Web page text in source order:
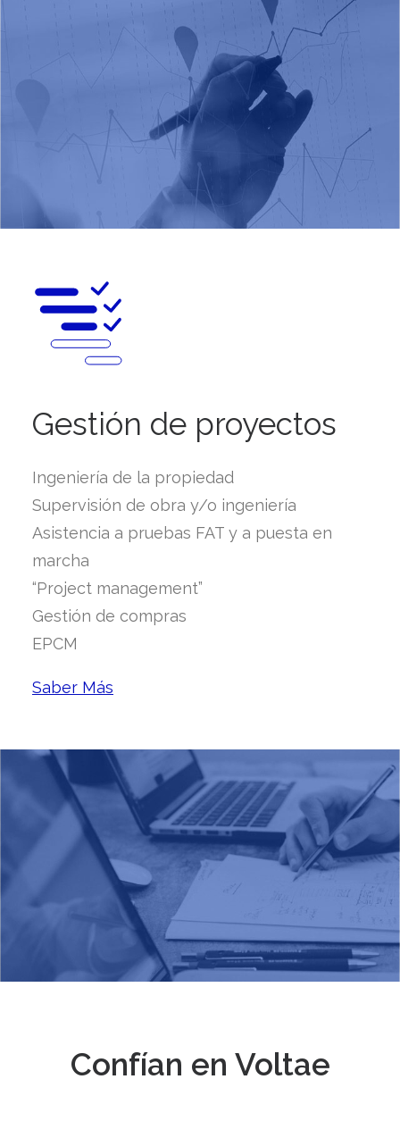
Gestión de proyectos
Ingeniería de la propiedad
Supervisión de obra y/o ingeniería
Asistencia a pruebas FAT y a puesta en
marcha
“Project management”
Gestión de compras
EPCM
Saber Más
Confían en Voltae